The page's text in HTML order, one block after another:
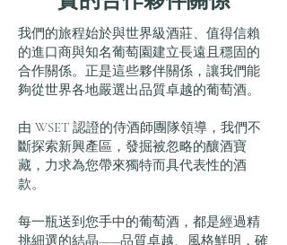
我們的旅程始於與世界級酒莊、值得信賴
的進口商與知名葡萄園建立長遠且穩固的
合作關係。正是這些夥伴關係，讓我們能
夠從世界各地嚴選出品質卓越的葡萄酒。
由 WSET 認證的侍酒師團隊領導，我們不
斷探索新興產區，發掘被忽略的釀酒寶
藏，力求為您帶來獨特而具代表性的酒
款。
每一瓶送到您手中的葡萄酒，都是經過精
挑細選的結晶——品質卓越、風格鮮明，確